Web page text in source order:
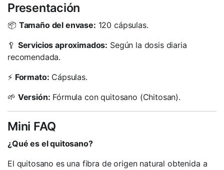
Presentación
📦 Tamaño del envase: 120 cápsulas.
🥄 Servicios aproximados: Según la dosis diaria
recomendada.
⚡ Formato: Cápsulas.
🌱 Versión: Fórmula con quitosano (Chitosan).
Mini FAQ
¿Qué es el quitosano?
El quitosano es una fibra de origen natural obtenida a